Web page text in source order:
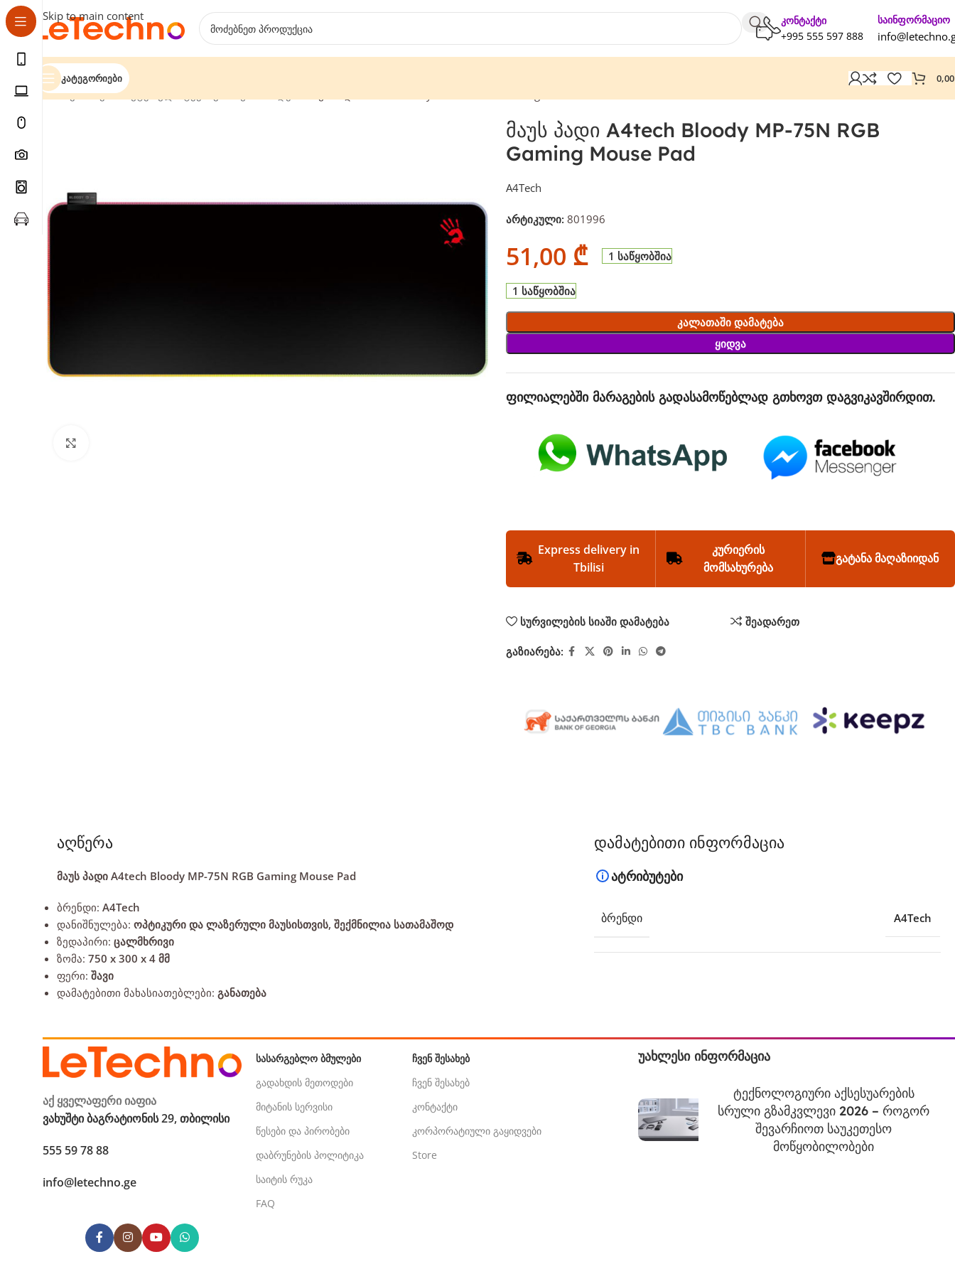
Skip to main content
კონტაქტი
+995 555 597 888
საინფორმაციო
Კატეგორიები
მთავარი კომპიუტერული ტექნიკა
მაუს პადი A4tech Bloody MP-75N RGB
Gaming Mouse Pad
A4Tech
არტიკული: 801996
51,00 ₾ 1 საწყობშია
1 საწყობშია
Კალათაში Დამატება
Ყიდვა
ფილიალებში მარაგების გადასამოწებლად გთხოვთ დაგვიკავშირდით.
Express delivery in
Tbilisi
კურიერის
მომსახურება
გატანა მაღაზიიდან
სურვილების სიაში დამატება შეადარეთ
გაზიარება:
აღწერა
მაუს პადი A4tech Bloody MP-75N RGB Gaming Mouse Pad
ბრენდი: A4Tech
დანიშნულება: ოპტიკური და ლაზერული მაუსისთვის, შექმნილია სათამაშოდ
ზედაპირი: ცალმხრივი
ზომა: 750 x 300 x 4 მმ
ფერი: შავი
დამატებითი მახასიათებლები: განათება
დამატებითი ინფორმაცია
ატრიბუტები
ᲑᲠᲔᲜᲓᲘ A4Tech
აქ ყველაფერი იაფია
ვახუშტი ბაგრატიონის 29, თბილისი
555 59 78 88
info@letechno.ge
ᲡᲐᲡᲐᲠᲒᲔᲑᲚᲝ ᲑᲛᲣᲚᲔᲑᲘ
გადახდის მეთოდები
მიტანის სერვისი
წესები და პირობები
დაბრუნების პოლიტიკა
საიტის რუკა
FAQ
ᲩᲕᲔᲜ ᲨᲔᲡᲐᲮᲔᲑ
ჩვენ შესახებ
კონტაქტი
კორპორატიული გაყიდვები
Store
უახლესი ინფორმაცია
ტექნოლოგიური აქსესუარების
სრული გზამკვლევი 2026 – როგორ
შევარჩიოთ საუკეთესო
მოწყობილობები